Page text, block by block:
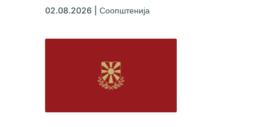
02.08.2026 Соопштенија